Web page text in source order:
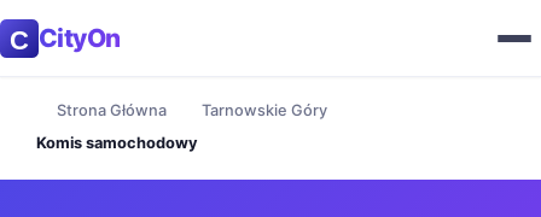
CityOn
Strona Główna
Tarnowskie Góry
Komis samochodowy